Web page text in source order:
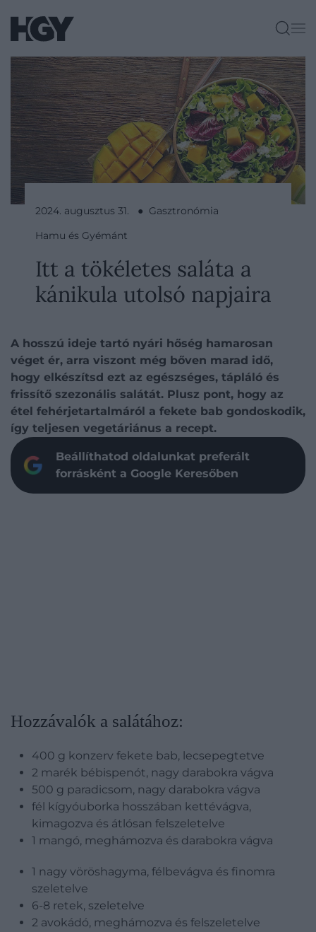
2024. augusztus 31. ● Gasztronómia
Hamu és Gyémánt
Itt a tökéletes saláta a
kánikula utolsó napjaira
A hosszú ideje tartó nyári hőség hamarosan
véget ér, arra viszont még bőven marad idő,
hogy elkészítsd ezt az egészséges, tápláló és
frissítő szezonális salátát. Plusz pont, hogy az
étel fehérjetartalmáról a fekete bab gondoskodik,
így teljesen vegetáriánus a recept.
Beállíthatod oldalunkat preferált
forrásként a Google Keresőben
​Hozzávalók a salátához:
400 g konzerv fekete bab, lecsepegtetve
2 marék bébispenót, nagy darabokra vágva
500 g paradicsom, nagy darabokra vágva
fél kígyóuborka hosszában kettévágva,
kimagozva és átlósan felszeletelve
1 mangó, meghámozva és darabokra vágva
1 nagy vöröshagyma, félbevágva és finomra
szeletelve
6-8 retek, szeletelve
2 avokádó, meghámozva és felszeletelve